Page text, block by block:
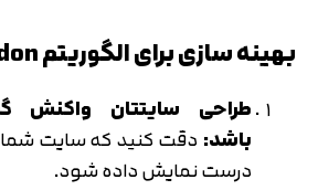
بهینه سازی برای الگوریتم
طراحی سایتتان واکنش
باشد: دقت کنید که سایت شما
درست نمایش داده شود.